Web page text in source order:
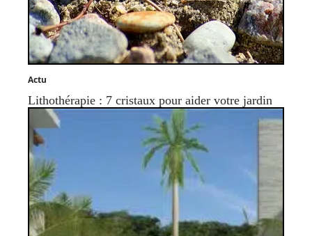
Actu
Lithothérapie : 7 cristaux pour aider votre jardin